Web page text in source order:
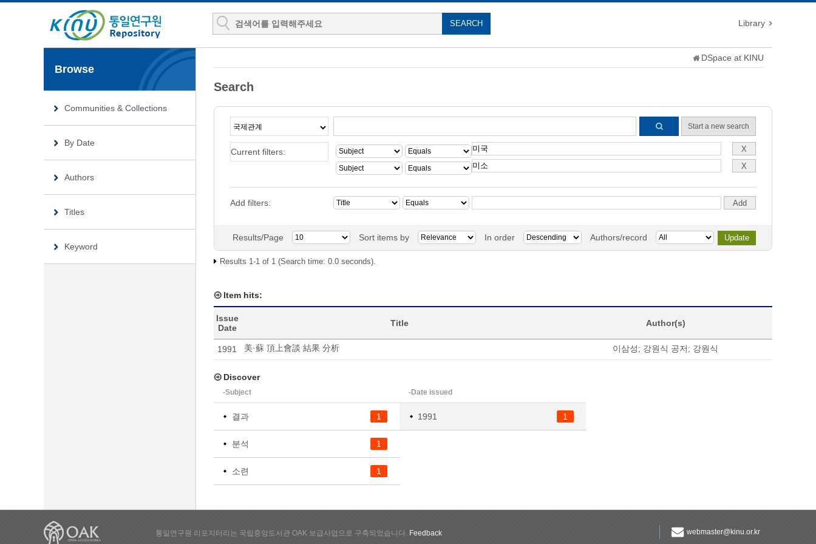
Library
Browse
Communities & Collections
By Date
Authors
Titles
Keyword
DSpace at KINU
Search
Start a new search
Current filters:
Add filters:
Results/Page Sort items by In order Authors/record
Results 1-1 of 1 (Search time: 0.0 seconds).
Item hits:
Issue
Date
Title Author(s)
1991 美·蘇 頂上會談 結果 分析 이삼성; 강원식 공저; 강원식
Discover
-Subject
1
결과
1
분석
1
소련
-Date issued
1
1991
webmaster@kinu.or.kr
통일연구원 리포지터리는 국립중앙도서관 OAK 보급사업으로 구축되었습니다. Feedback